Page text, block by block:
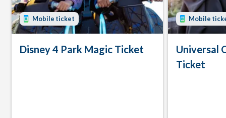
Mobile ticket
Disney 4 Park Magic Ticket
Mobile
Universal
Ticket